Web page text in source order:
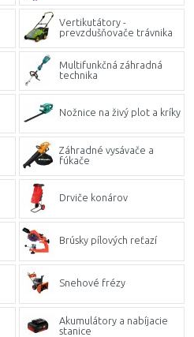
Vertikutátory -
prevzdušňovače trávnika
Multifunkčná záhradná
technika
Nožnice na živý plot a kríky
Záhradné vysávače a
fúkače
Drviče konárov
Brúsky pílových reťazí
Snehové frézy
Akumulátory a nabíjacie
stanice